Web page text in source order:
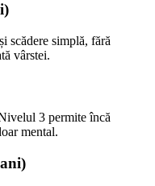
scădere simplă, fără
vârstei.
3 permite încă
mental.